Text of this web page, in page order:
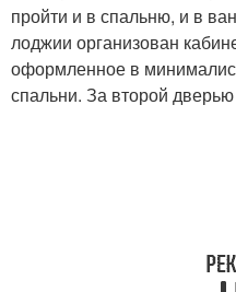
пройти и в спальню, и в
лоджии организован
оформленное в
спальни. За второй дверью